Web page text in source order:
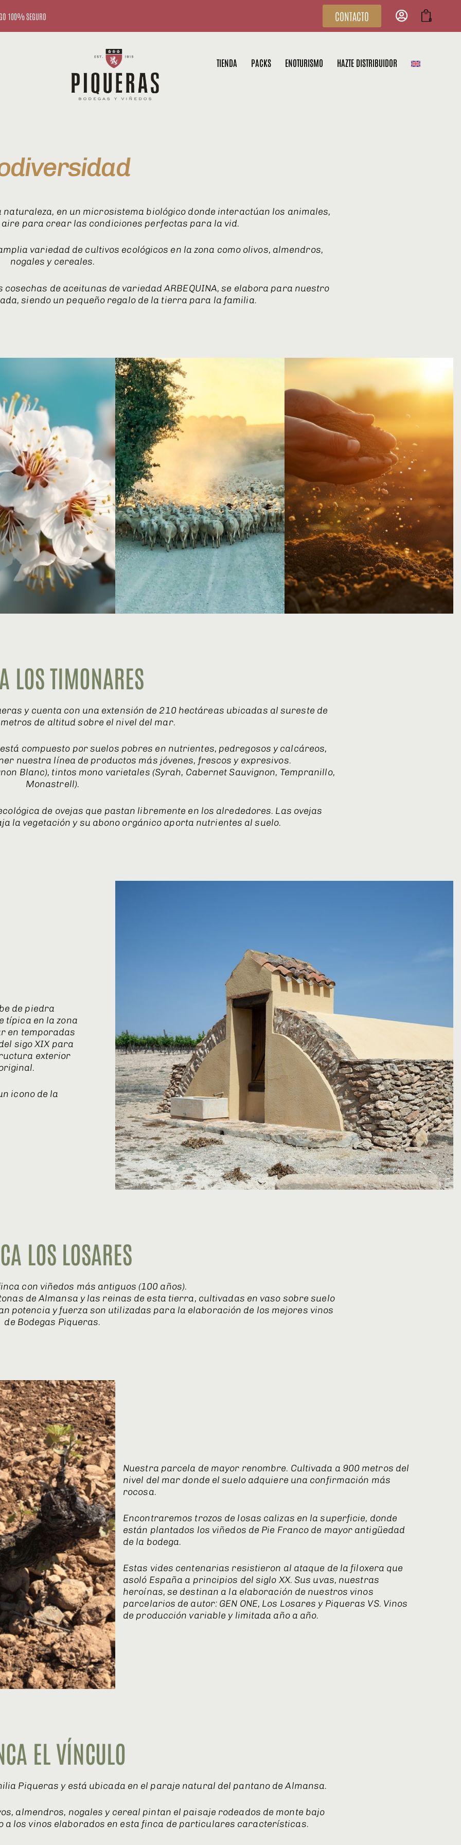
100% SEGURO CONTACTO 0
TIENDA PACKS ENOTURISMO HAZTE DISTRIBUIDOR
en un microsistema biológico donde interactúan los animales,
para crear las condiciones perfectas para la vid.
variedad de cultivos ecológicos en la zona como olivos, almendros,
nogales y cereales.
de aceitunas de variedad ARBEQUINA, se elabora para nuestro
siendo un pequeño regalo de la tierra para la familia.
LOS TIMONARES
y cuenta con una extensión de 210 hectáreas ubicadas al sureste de
de altitud sobre el nivel del mar.
compuesto por suelos pobres en nutrientes, pedregosos y calcáreos,
nuestra línea de productos más jóvenes, frescos y expresivos.
Blanc), tintos mono varietales (Syrah, Cabernet Sauvignon, Tempranillo,
Monastrell).
de ovejas que pastan libremente en los alrededores. Las ovejas
la vegetación y su abono orgánico aporta nutrientes al suelo.
de piedra
típica en la zona
en temporadas
sigo XIX para
exterior
icono de la
LOS LOSARES
con viñedos más antiguos (100 años).
de Almansa y las reinas de esta tierra, cultivadas en vaso sobre suelo
potencia y fuerza son utilizadas para la elaboración de los mejores vinos
de Bodegas Piqueras.
Nuestra parcela de mayor renombre. Cultivada a 900 metros del
nivel del mar donde el suelo adquiere una confirmación más
rocosa.
Encontraremos trozos de losas calizas en la superficie, donde
están plantados los viñedos de Pie Franco de mayor antigüedad
de la bodega.
Estas vides centenarias resistieron al ataque de la filoxera que
asoló España a principios del siglo XX. Sus uvas, nuestras
heroínas, se destinan a la elaboración de nuestros vinos
parcelarios de autor: GEN ONE, Los Losares y Piqueras VS. Vinos
de producción variable y limitada año a año.
EL VÍNCULO
Piqueras y está ubicada en el paraje natural del pantano de Almansa.
almendros, nogales y cereal pintan el paisaje rodeados de monte bajo
a los vinos elaborados en esta finca de particulares características.